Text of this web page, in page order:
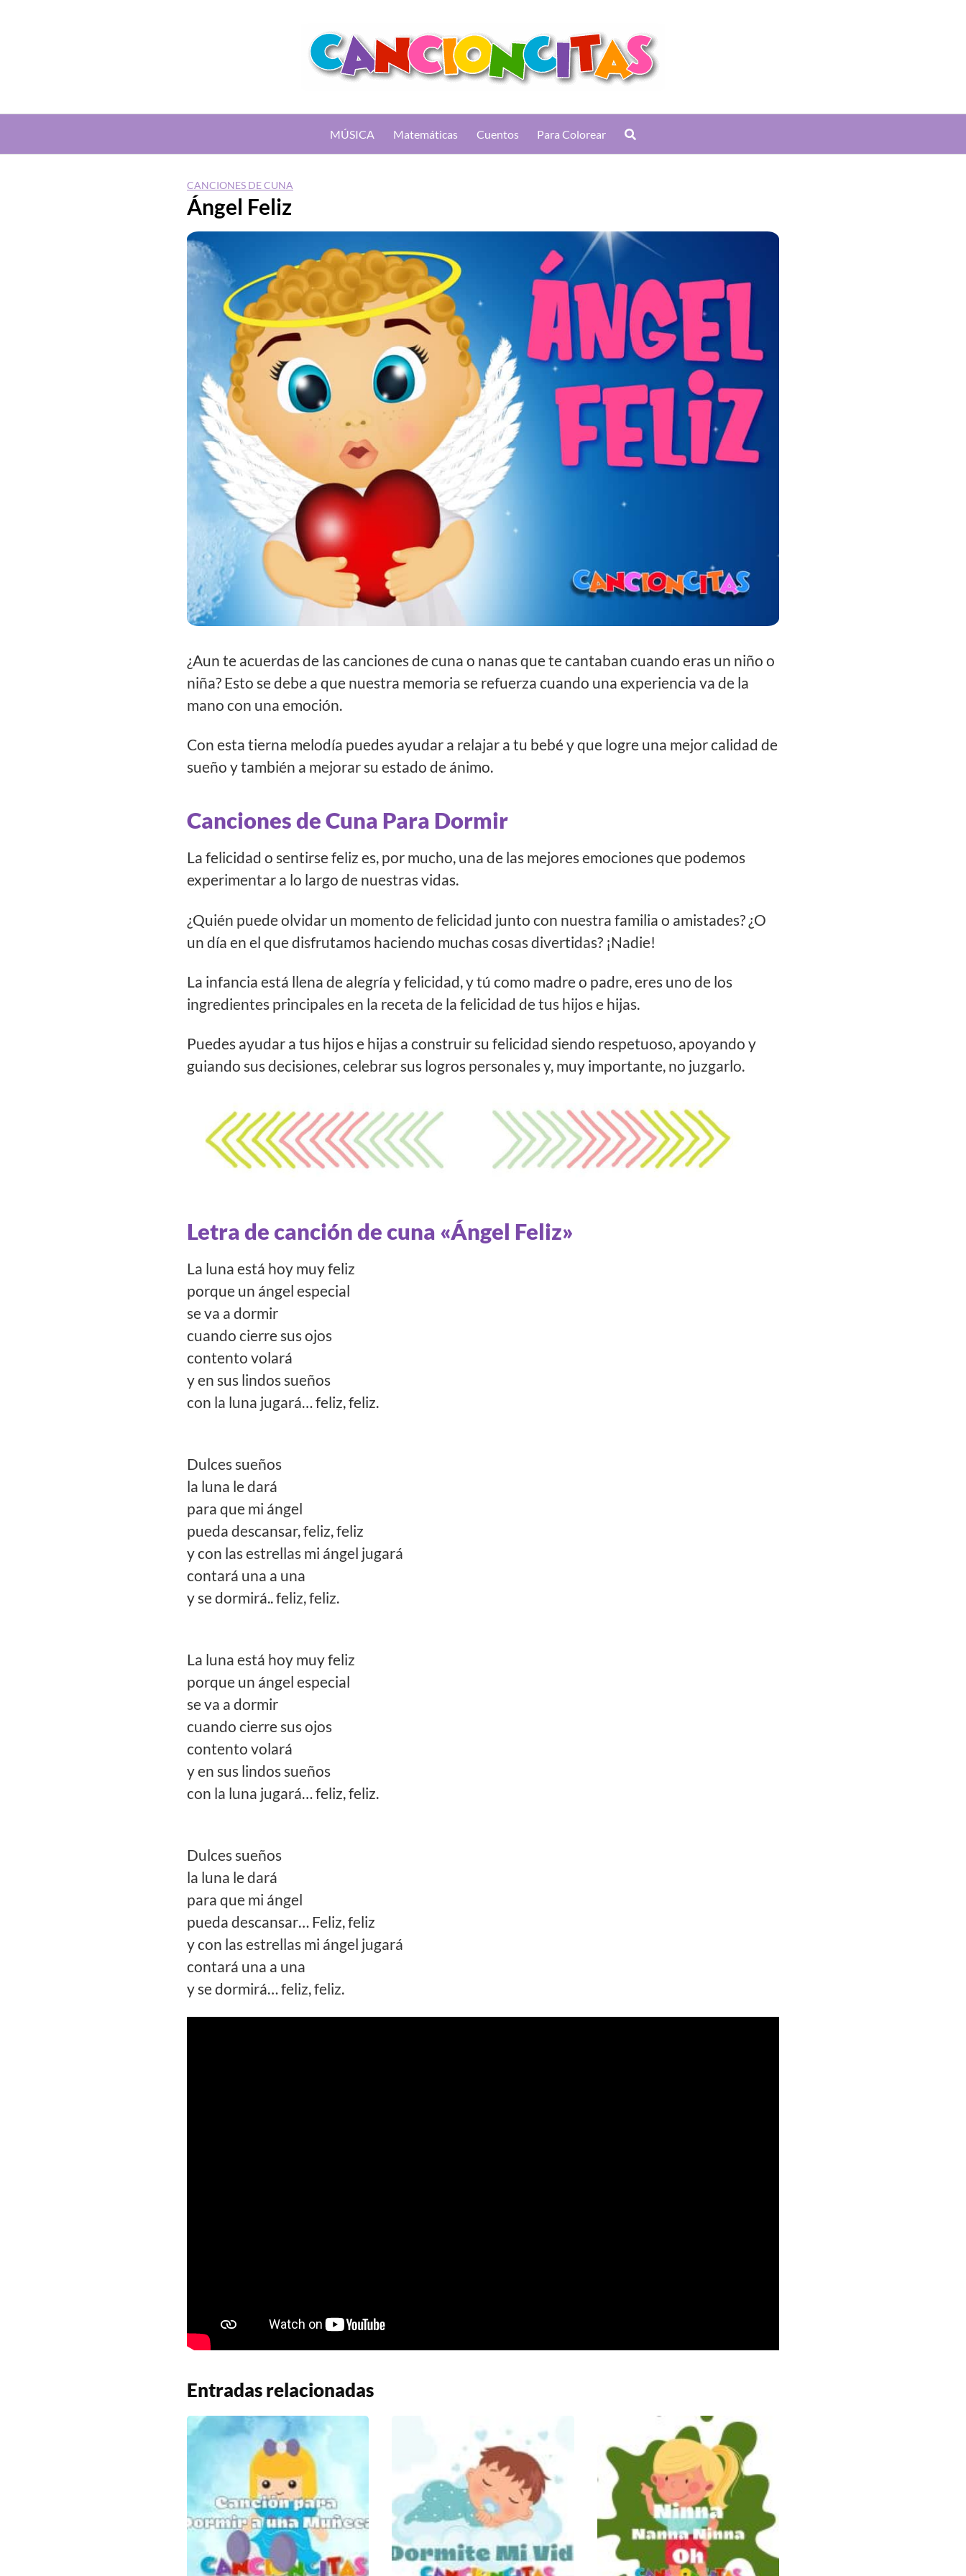
MÚSICA Matemáticas Cuentos Para Colorear
CANCIONES DE CUNA
Ángel Feliz
¿Aun te acuerdas de las canciones de cuna o nanas que te cantaban cuando eras un niño o
niña? Esto se debe a que nuestra memoria se refuerza cuando una experiencia va de la
mano con una emoción.
Con esta tierna melodía puedes ayudar a relajar a tu bebé y que logre una mejor calidad de
sueño y también a mejorar su estado de ánimo.
Canciones de Cuna Para Dormir
La felicidad o sentirse feliz es, por mucho, una de las mejores emociones que podemos
experimentar a lo largo de nuestras vidas.
¿Quién puede olvidar un momento de felicidad junto con nuestra familia o amistades? ¿O
un día en el que disfrutamos haciendo muchas cosas divertidas? ¡Nadie!
La infancia está llena de alegría y felicidad, y tú como madre o padre, eres uno de los
ingredientes principales en la receta de la felicidad de tus hijos e hijas.
Puedes ayudar a tus hijos e hijas a construir su felicidad siendo respetuoso, apoyando y
guiando sus decisiones, celebrar sus logros personales y, muy importante, no juzgarlo.
Letra de canción de cuna «Ángel Feliz»
La luna está hoy muy feliz
porque un ángel especial
se va a dormir
cuando cierre sus ojos
contento volará
y en sus lindos sueños
con la luna jugará… feliz, feliz.
Dulces sueños
la luna le dará
para que mi ángel
pueda descansar, feliz, feliz
y con las estrellas mi ángel jugará
contará una a una
y se dormirá.. feliz, feliz.
La luna está hoy muy feliz
porque un ángel especial
se va a dormir
cuando cierre sus ojos
contento volará
y en sus lindos sueños
con la luna jugará… feliz, feliz.
Dulces sueños
la luna le dará
para que mi ángel
pueda descansar… Feliz, feliz
y con las estrellas mi ángel jugará
contará una a una
y se dormirá… feliz, feliz.
Entradas relacionadas